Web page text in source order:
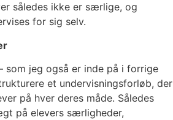
således ikke er særlige, og
for sig selv.
som jeg også er inde på i forrige
et undervisningsforløb, der
på hver deres måde. Således
på elevers særligheder,